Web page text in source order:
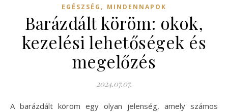
EGÉSZSÉG , MINDENNAPOK
Barázdált köröm: okok,
kezelési lehetőségek és
megelőzés
2024.07.07.
A barázdált köröm egy olyan jelenség, amely számos